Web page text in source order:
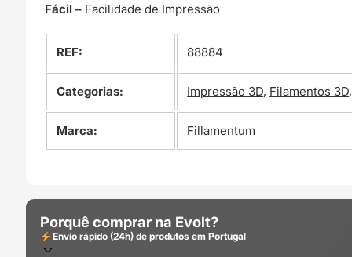
Fácil – Facilidade de Impressão
REF: 88884
Categorias: Impressão 3D, Filamentos 3D
Marca: Fillamentum
Porquê comprar na Evolt?
Envio rápido (24h) de produtos em Portugal